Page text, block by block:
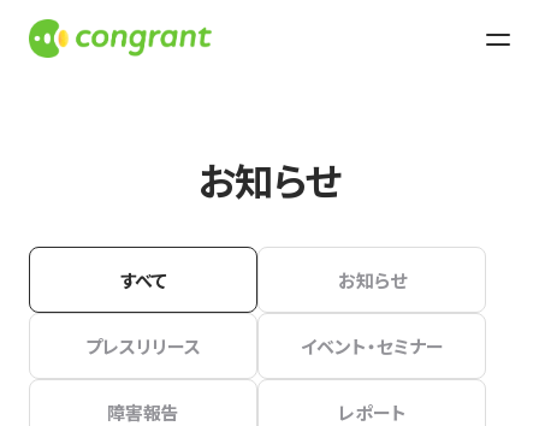
お知らせ
すべて お知らせ
プレスリリース イベント・セミナー
障害報告 レポート